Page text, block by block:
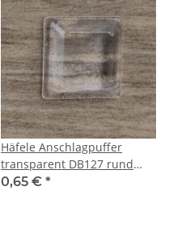
Häfele Anschlagpuffer
transparent DB127 rund
12,7x12,7mm zum Kleben
0,65 € *